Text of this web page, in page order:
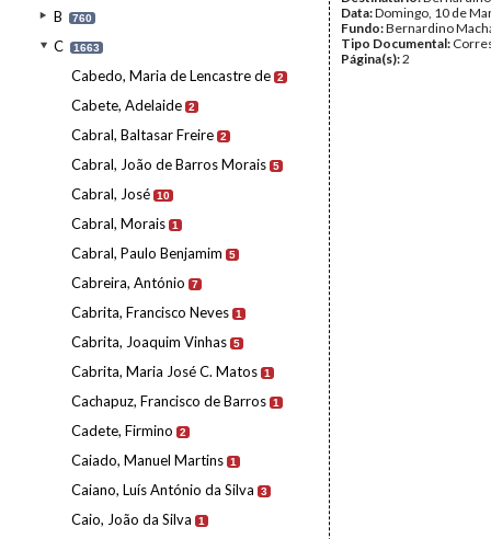
B 760
C 1663
Cabedo, Maria de Lencastre de 2
Cabete, Adelaide 2
Cabral, Baltasar Freire 2
Cabral, João de Barros Morais 5
Cabral, José 10
Cabral, Morais 1
Cabral, Paulo Benjamim 5
Cabreira, António 7
Cabrita, Francisco Neves 1
Cabrita, Joaquim Vinhas 5
Cabrita, Maria José C. Matos 1
Cachapuz, Francisco de Barros 1
Cadete, Firmino 2
Caiado, Manuel Martins 1
Caiano, Luís António da Silva 3
Caio, João da Silva 1
Data:Domingo, 10 de
Fundo:Bernardino
Tipo Documental:
Página(s):2